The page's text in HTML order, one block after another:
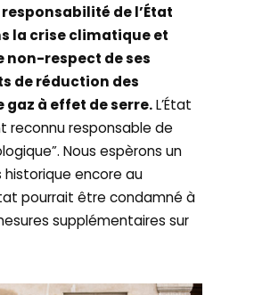
de l’État
la crise climatique et
non-respect de ses
de réduction des
gaz à effet de serre.L’État
reconnu responsable de
Nous espèrons un
historique encore au
pourrait être condamné à
supplémentaires sur